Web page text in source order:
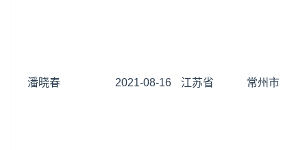
潘晓春 2021-08-16 江苏省 常州市